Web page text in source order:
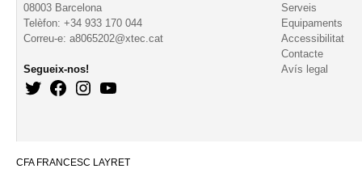
08003 Barcelona
Telèfon: +34 933 170 044
Correu-e: a8065202@xtec.cat
Segueix-nos!
Serveis
Equipaments
Accessibilitat
Contacte
Avís legal
CFA FRANCESC LAYRET